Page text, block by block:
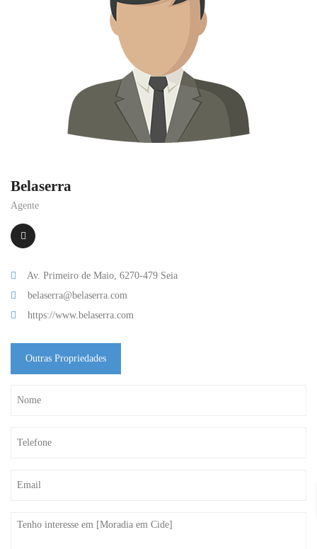
Belaserra
Agente
Av. Primeiro de Maio, 6270-479 Seia
belaserra@belaserra.com
https://www.belaserra.com
Outras Propriedades